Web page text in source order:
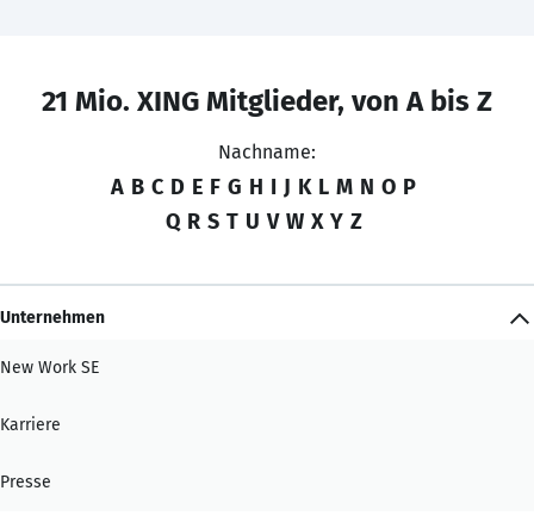
21 Mio. XING Mitglieder, von A bis Z
Nachname:
A B C D E F G H I J K L M N O P
Q R S T U V W X Y Z
Unternehmen
New Work SE
Karriere
Presse